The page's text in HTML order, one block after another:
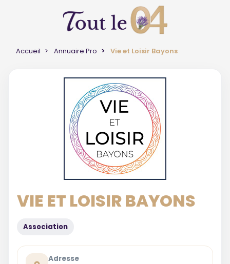
Accueil Annuaire Pro Vie et Loisir Bayons
VIE ET LOISIR BAYONS
Association
Adresse